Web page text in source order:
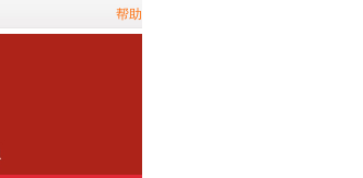
帮助